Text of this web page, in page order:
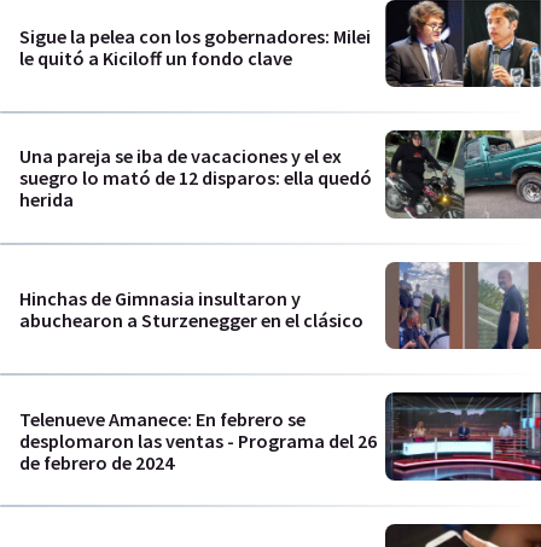
Sigue la pelea con los gobernadores: Milei
le quitó a Kiciloff un fondo clave
Una pareja se iba de vacaciones y el ex
suegro lo mató de 12 disparos: ella quedó
herida
Hinchas de Gimnasia insultaron y
abuchearon a Sturzenegger en el clásico
Telenueve Amanece: En febrero se
desplomaron las ventas - Programa del 26
de febrero de 2024